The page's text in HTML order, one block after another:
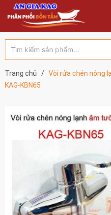
Trang chủ / Vòi rửa chén nóng
KAG-KBN65